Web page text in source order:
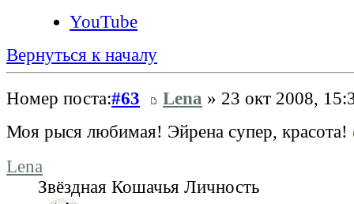
YouTube
Вернуться к началу
Номер поста:#63 Lena » 23 окт 2008,
Моя рыся любимая! Эйрена супер, красота!
Lena
Звёздная Кошачья Личность